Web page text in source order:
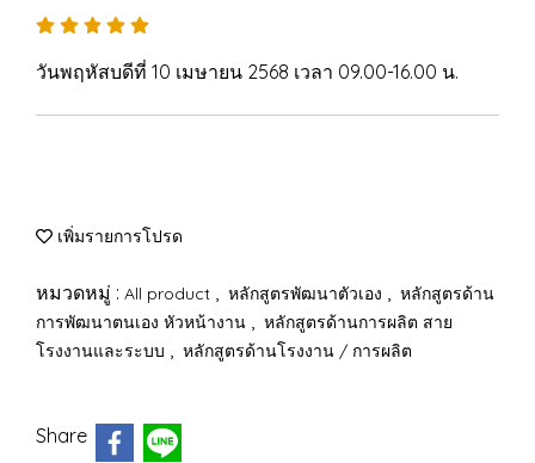
วันพฤหัสบดีที่ 10 เมษายน 2568 เวลา 09.00-16.00 น.
เพิ่มรายการโปรด
หมวดหมู่ : All product , หลักสูตรพัฒนาตัวเอง , หลักสูตรด้าน
การพัฒนาตนเอง หัวหน้างาน , หลักสูตรด้านการผลิต สาย
โรงงานและระบบ , หลักสูตรด้านโรงงาน / การผลิต
Share